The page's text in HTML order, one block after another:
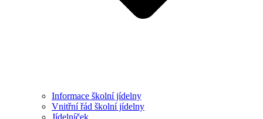
Informace školní jídelny
Vnitřní řád školní jídelny